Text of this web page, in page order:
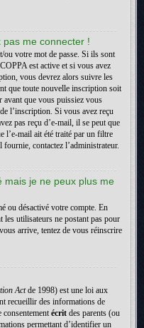
me connecter !
votre mot de passe. Si ils sont
est active et si vous avez
vous devrez alors suivre les
que toute nouvelle inscription soit
avant que vous puissiez vous
l’inscription. Si vous avez reçu
pas reçu d’e-mail, il se peut que
l’e-mail ait été traité par un filtre
fournie, contactez l’administrateur.
mais je ne peux plus me
ou désactivé votre compte. En
les utilisateurs ne postant pas pour
arrive, tentez de vous réinscrire
Actde 1998) est une loi aux
recueillir des informations de
consentementécrit des parents (ou
permettant d’identifier un